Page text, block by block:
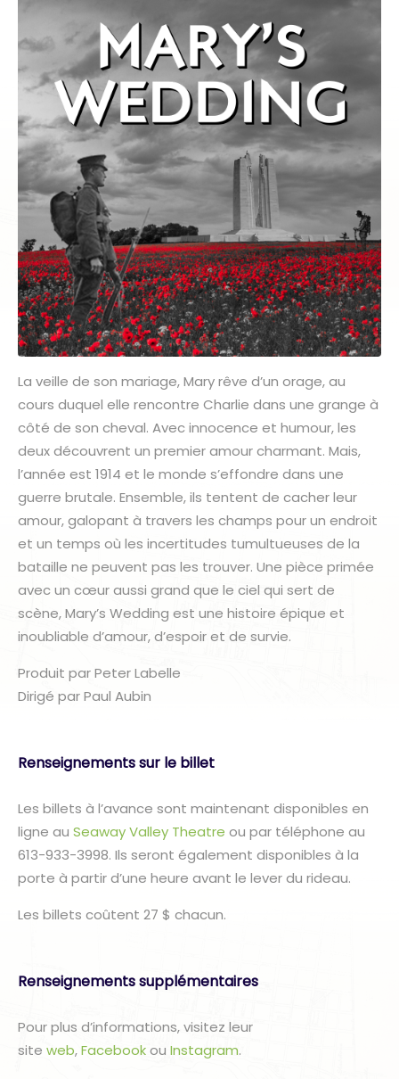
La veille de son mariage, Mary rêve d’un orage, au
cours duquel elle rencontre Charlie dans une grange à
côté de son cheval. Avec innocence et humour, les
deux découvrent un premier amour charmant. Mais,
l’année est 1914 et le monde s’effondre dans une
guerre brutale. Ensemble, ils tentent de cacher leur
amour, galopant à travers les champs pour un endroit
et un temps où les incertitudes tumultueuses de la
bataille ne peuvent pas les trouver. Une pièce primée
avec un cœur aussi grand que le ciel qui sert de
scène, Mary’s Wedding est une histoire épique et
inoubliable d’amour, d’espoir et de survie.
Produit par Peter Labelle
Dirigé par Paul Aubin
Renseignements sur le billet
Les billets à l’avance sont maintenant disponibles en
ligne au Seaway Valley Theatre ou par téléphone au
613-933-3998. Ils seront également disponibles à la
porte à partir d’une heure avant le lever du rideau.
Les billets coûtent 27 $ chacun.
Renseignements supplémentaires
Pour plus d’informations, visitez leur
site web,Facebookou Instagram.